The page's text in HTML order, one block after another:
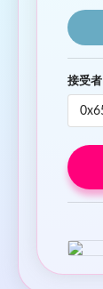
接受者